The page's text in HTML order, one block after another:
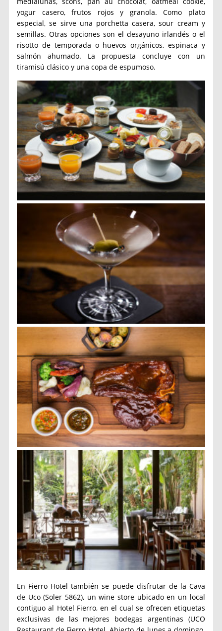
yogur casero, frutos rojos y granola. Como plato
especial, se sirve una porchetta casera, sour cream y
semillas. Otras opciones son el desayuno irlandés o el
risotto de temporada o huevos orgánicos, espinaca y
salmón ahumado. La propuesta concluye con un
tiramisú clásico y una copa de espumoso.
En Fierro Hotel también se puede disfrutar de la Cava
de Uco (Soler 5862), un wine store ubicado en un local
contiguo al Hotel Fierro, en el cual se ofrecen etiquetas
exclusivas de las mejores bodegas argentinas (UCO